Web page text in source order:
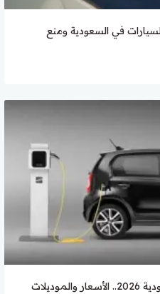
في السعودية ومنع
أفضل السيارات الكهربائية في السعودية 2026.. الأسعار والموديلات